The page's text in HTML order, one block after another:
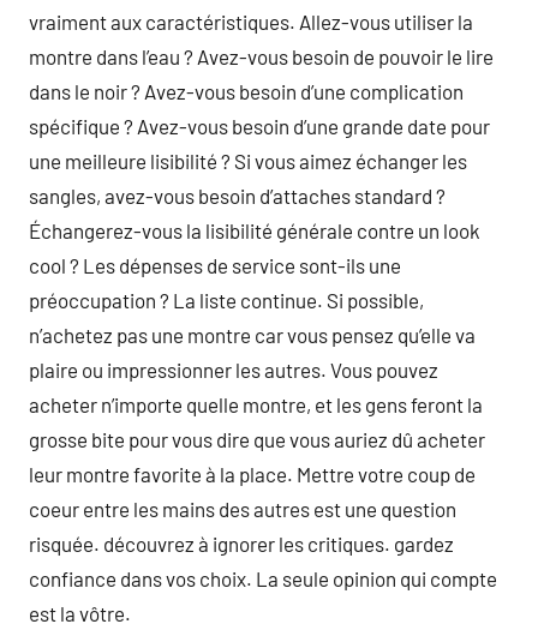
vraiment aux caractéristiques. Allez-vous utiliser la
montre dans l’eau ? Avez-vous besoin de pouvoir le lire
dans le noir ? Avez-vous besoin d’une complication
spécifique ? Avez-vous besoin d’une grande date pour
une meilleure lisibilité ? Si vous aimez échanger les
sangles, avez-vous besoin d’attaches standard ?
Échangerez-vous la lisibilité générale contre un look
cool ? Les dépenses de service sont-ils une
préoccupation ? La liste continue. Si possible,
n’achetez pas une montre car vous pensez qu’elle va
plaire ou impressionner les autres. Vous pouvez
acheter n’importe quelle montre, et les gens feront la
grosse bite pour vous dire que vous auriez dû acheter
leur montre favorite à la place. Mettre votre coup de
coeur entre les mains des autres est une question
risquée. découvrez à ignorer les critiques. gardez
confiance dans vos choix. La seule opinion qui compte
est la vôtre.